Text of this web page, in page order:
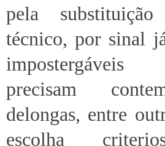
pela
técnico, por sinal
impostergáveis
precisam
delongas, entre
escolha